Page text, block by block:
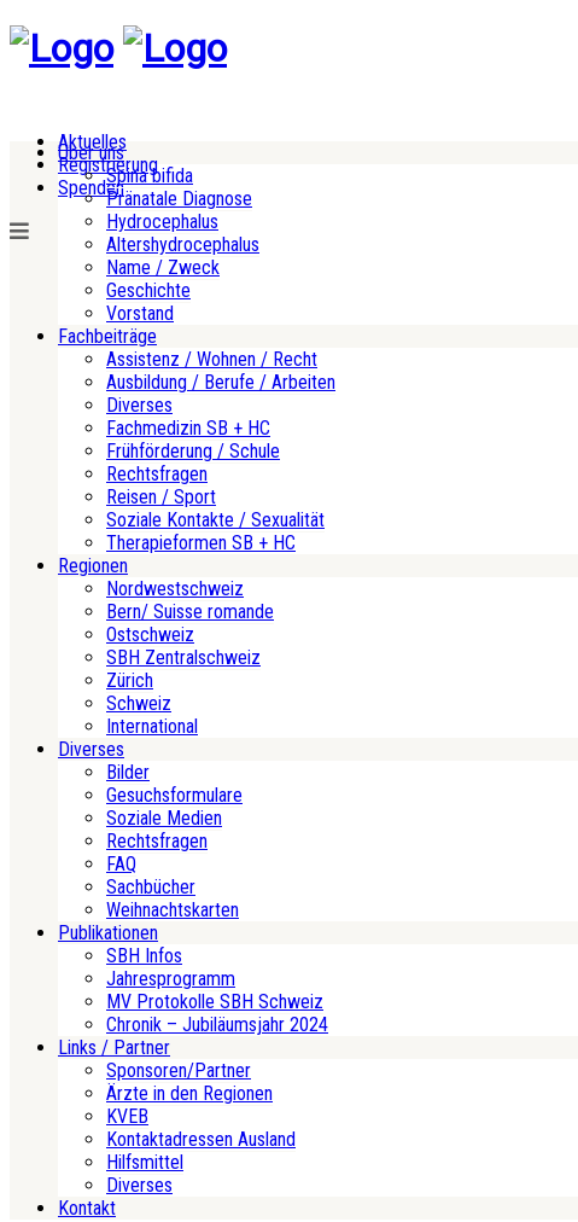
Aktuelles
Registrierung
Spenden
Über uns
Spina bifida
Pränatale Diagnose
Hydrocephalus
Altershydrocephalus
Name / Zweck
Geschichte
Vorstand
Fachbeiträge
Assistenz / Wohnen / Recht
Ausbildung / Berufe / Arbeiten
Diverses
Fachmedizin SB + HC
Frühförderung / Schule
Rechtsfragen
Reisen / Sport
Soziale Kontakte / Sexualität
Therapieformen SB + HC
Regionen
Nordwestschweiz
Bern/ Suisse romande
Ostschweiz
SBH Zentralschweiz
Zürich
Schweiz
International
Diverses
Bilder
Gesuchsformulare
Soziale Medien
Rechtsfragen
FAQ
Sachbücher
Weihnachtskarten
Publikationen
SBH Infos
Jahresprogramm
MV Protokolle SBH Schweiz
Chronik – Jubiläumsjahr 2024
Links / Partner
Sponsoren/Partner
Ärzte in den Regionen
KVEB
Kontaktadressen Ausland
Hilfsmittel
Diverses
Kontakt